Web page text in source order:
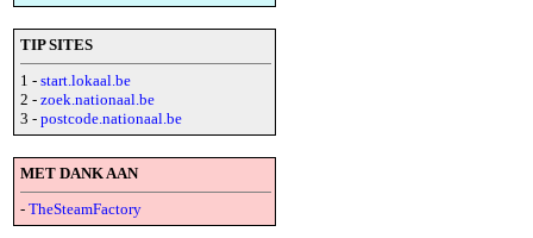
TIP SITES
1 - start.lokaal.be
2 - zoek.nationaal.be
3 - postcode.nationaal.be
MET DANK AAN
- TheSteamFactory